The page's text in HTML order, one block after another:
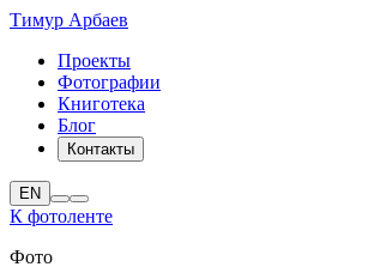
Тимур Арбаев
Проекты
Фотографии
Книготека
Блог
Контакты
EN
К фотоленте
Фото